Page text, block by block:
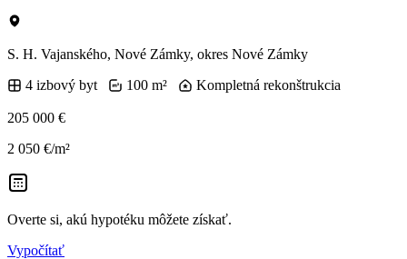
S. H. Vajanského, Nové Zámky, okres Nové Zámky
4 izbový byt
100 m² Kompletná rekonštrukcia
205 000 €
2 050 €/m²
Overte si, akú hypotéku môžete získať.
Vypočítať